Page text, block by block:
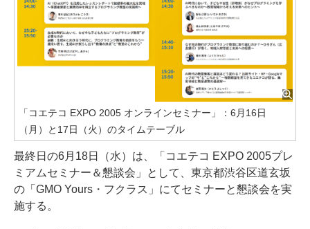
「コエテコ EXPO 2005 オンラインセミナー」：6月16日
（月）と17日（火）のタイムテーブル
最終日の6月18日（水）は、「コエテコ EXPO 2005プレ
ミアムセミナー＆懇談会」として、東京都渋谷区道玄坂
の「GMO Yours・フクラス」にてセミナーと懇談会を実
施する。